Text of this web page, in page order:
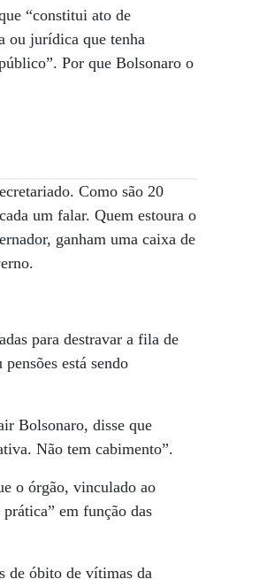
“constitui ato de
ou jurídica que tenha
Por que Bolsonaro o
Como são 20
um falar. Quem estoura o
ganham uma caixa de
para destravar a fila de
está sendo
Bolsonaro, disse que
Não tem cabimento”.
o órgão, vinculado ao
em função das
de óbito de vítimas da